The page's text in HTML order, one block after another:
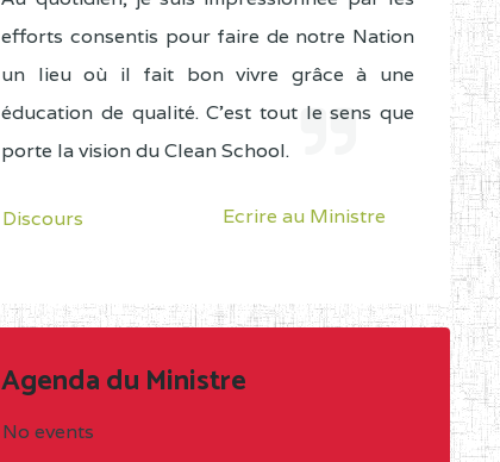
efforts consentis pour faire de notre Nation
un lieu où il fait bon vivre grâce à une
éducation de qualité. C'est tout le sens que
porte la vision du Clean School.
Discours Ecrire au Ministre
Agenda du Ministre
No events